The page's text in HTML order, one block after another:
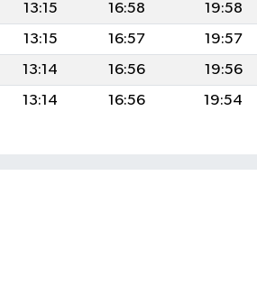
13:15 16:58 19:58
13:15 16:57 19:57
13:14 16:56 19:56
13:14 16:56 19:54